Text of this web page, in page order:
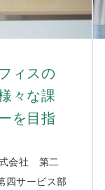
ィスの
々な課
を目指
会社 第二
四サービス部